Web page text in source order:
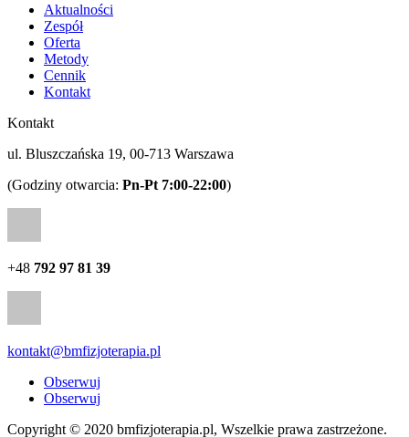
Aktualności
Zespół
Oferta
Metody
Cennik
Kontakt
Kontakt
ul. Bluszczańska 19, 00-713 Warszawa
(Godziny otwarcia: Pn-Pt 7:00-22:00)
+48 792 97 81 39
kontakt@bmfizjoterapia.pl
Obserwuj
Obserwuj
Copyright © 2020 bmfizjoterapia.pl, Wszelkie prawa zastrzeżone.